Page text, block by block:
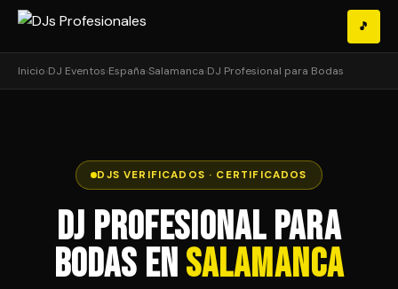
🎵
Inicio›DJ Eventos›España›Salamanca›DJ Profesional para Bodas
DJS VERIFICADOS · CERTIFICADOS
DJ Profesional para
Bodas enSalamanca